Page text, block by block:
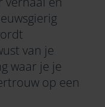
van je
waar je je
op een